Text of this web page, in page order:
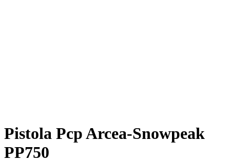
Pistola Pcp Arcea-Snowpeak
PP750